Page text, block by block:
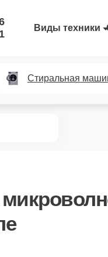
Виды техники
Стиральная